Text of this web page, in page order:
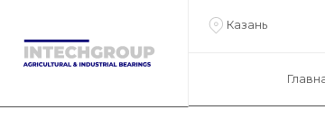
Казань